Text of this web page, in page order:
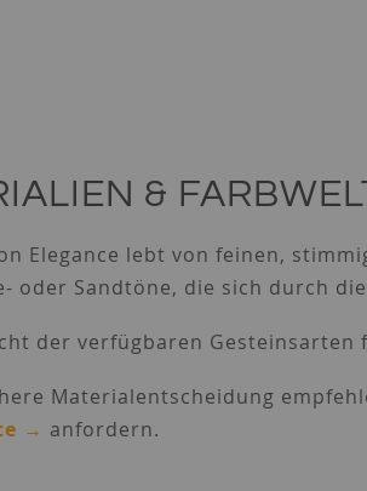
&
Elegance lebt von feinen,
oder Sandtöne, die sich durch
der verfügbaren Gesteinsarten
Materialentscheidung
→ anfordern.